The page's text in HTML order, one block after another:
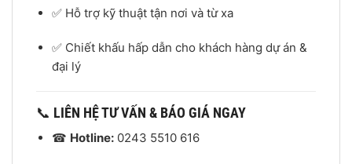
✅ Hỗ trợ kỹ thuật tận nơi và từ xa
✅ Chiết khấu hấp dẫn cho khách hàng dự án &
đại lý
📞 LIÊN HỆ TƯ VẤN & BÁO GIÁ NGAY
☎ Hotline:0243 5510 616